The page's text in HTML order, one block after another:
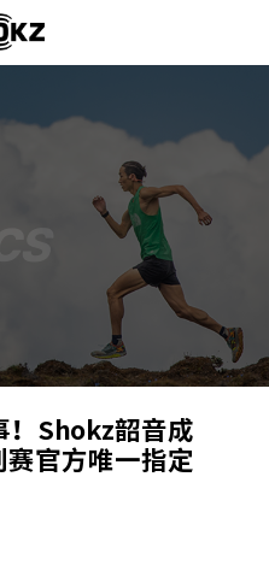
！Shokz韶音成
官方唯一指定